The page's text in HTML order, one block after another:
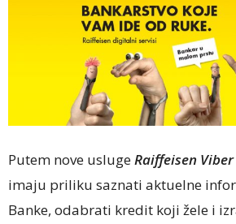
Putem nove uslugeRaiffeisen
imaju priliku saznati aktuelne
Banke, odabrati kredit koji žele i